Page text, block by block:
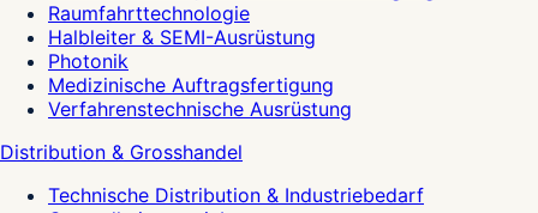
Raumfahrttechnologie
Halbleiter & SEMI-Ausrüstung
Photonik
Medizinische Auftragsfertigung
Verfahrenstechnische Ausrüstung
Distribution & Grosshandel
Technische Distribution & Industriebedarf